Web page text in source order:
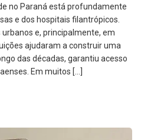
no Paraná está profundamente
e dos hospitais filantrópicos.
e, principalmente, em
ajudaram a construir uma
das décadas, garantiu acesso
Em muitos […]